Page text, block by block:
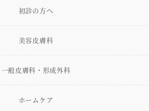
初診の方へ
美容皮膚科
一般皮膚科・形成外科
ホームケア